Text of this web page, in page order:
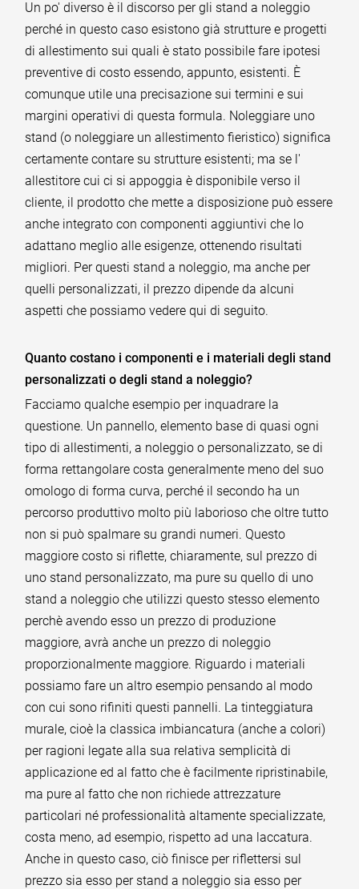
Un po' diverso è il discorso per gli stand a noleggio
perché in questo caso esistono già strutture e progetti
di allestimento sui quali è stato possibile fare ipotesi
preventive di costo essendo, appunto, esistenti. È
comunque utile una precisazione sui termini e sui
margini operativi di questa formula. Noleggiare uno
stand (o noleggiare un allestimento fieristico) significa
certamente contare su strutture esistenti; ma se l'
allestitore cui ci si appoggia è disponibile verso il
cliente, il prodotto che mette a disposizione può essere
anche integrato con componenti aggiuntivi che lo
adattano meglio alle esigenze, ottenendo risultati
migliori. Per questi stand a noleggio, ma anche per
quelli personalizzati, il prezzo dipende da alcuni
aspetti che possiamo vedere qui di seguito.
Quanto costano i componenti e i materiali degli stand
personalizzati o degli stand a noleggio?
Facciamo qualche esempio per inquadrare la
questione. Un pannello, elemento base di quasi ogni
tipo di allestimenti, a noleggio o personalizzato, se di
forma rettangolare costa generalmente meno del suo
omologo di forma curva, perché il secondo ha un
percorso produttivo molto più laborioso che oltre tutto
non si può spalmare su grandi numeri. Questo
maggiore costo si riflette, chiaramente, sul prezzo di
uno stand personalizzato, ma pure su quello di uno
stand a noleggio che utilizzi questo stesso elemento
perchè avendo esso un prezzo di produzione
maggiore, avrà anche un prezzo di noleggio
proporzionalmente maggiore. Riguardo i materiali
possiamo fare un altro esempio pensando al modo
con cui sono rifiniti questi pannelli. La tinteggiatura
murale, cioè la classica imbiancatura (anche a colori)
per ragioni legate alla sua relativa semplicità di
applicazione ed al fatto che è facilmente ripristinabile,
ma pure al fatto che non richiede attrezzature
particolari né professionalità altamente specializzate,
costa meno, ad esempio, rispetto ad una laccatura.
Anche in questo caso, ciò finisce per riflettersi sul
prezzo sia esso per stand a noleggio sia esso per